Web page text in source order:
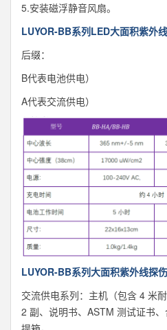
5.安装磁浮静音风扇。
LUYOR-BB系列LED大面积紫外
后缀：
B代表电池供电）
A代表交流供电）
LUYOR-BB系列大面积紫外线探
交流供电系列：主机（包含 4 米
2 副、说明书、ASTM 测试证书